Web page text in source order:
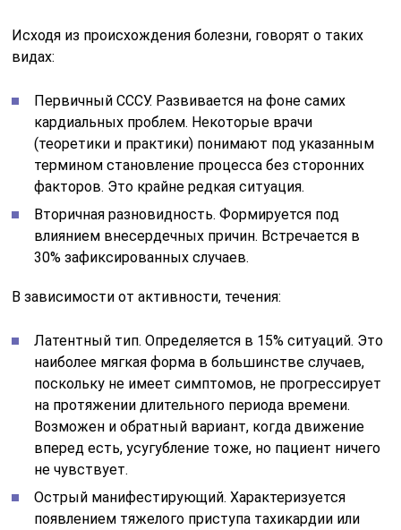
Исходя из происхождения болезни, говорят о таких
видах:
Первичный СССУ. Развивается на фоне самих
кардиальных проблем. Некоторые врачи
(теоретики и практики) понимают под указанным
термином становление процесса без сторонних
факторов. Это крайне редкая ситуация.
Вторичная разновидность. Формируется под
влиянием внесердечных причин. Встречается в
30% зафиксированных случаев.
В зависимости от активности, течения:
Латентный тип. Определяется в 15% ситуаций. Это
наиболее мягкая форма в большинстве случаев,
поскольку не имеет симптомов, не прогрессирует
на протяжении длительного периода времени.
Возможен и обратный вариант, когда движение
вперед есть, усугубление тоже, но пациент ничего
не чувствует.
Острый манифестирующий. Характеризуется
появлением тяжелого приступа тахикардии или